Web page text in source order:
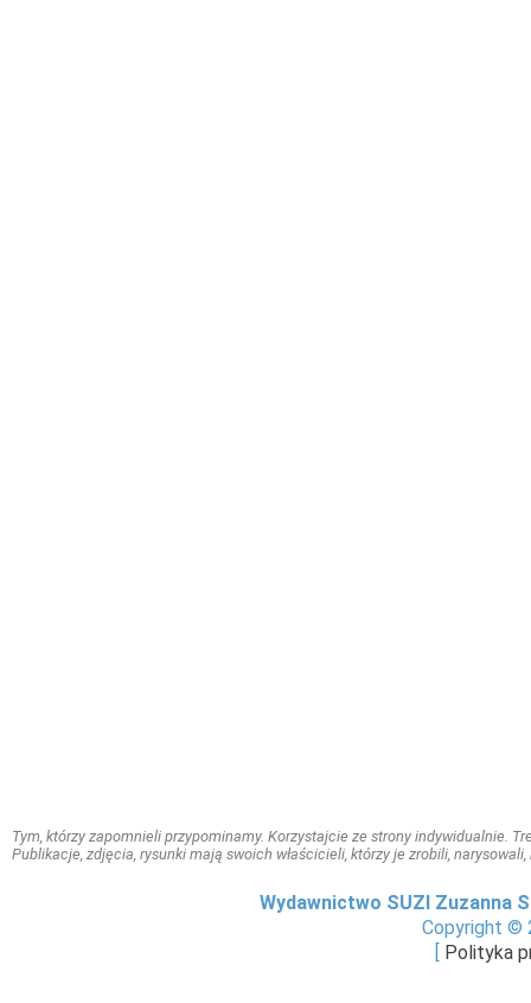
Tym, którzy zapomnieli przypominamy. Korzystajcie ze strony indywidualnie.
Publikacje, zdjęcia, rysunki mają swoich właścicieli, którzy je zrobili,
Wydawnictwo SUZI Zuzanna
Copyright ©
Polityka